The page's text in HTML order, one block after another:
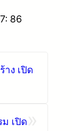
86
ง เปิด
เปิด